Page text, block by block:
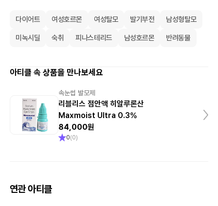
다이어트 여성호르몬 여성탈모 발기부전 남성형탈모
미녹시딜 숙취 피나스테리드 남성호르몬 반려동물
아티클 속 상품을 만나보세요
속눈썹 발모제
리블리스 점안액 히알루론산
Maxmoist Ultra 0.3%
84,000원
0(0)
연관 아티클